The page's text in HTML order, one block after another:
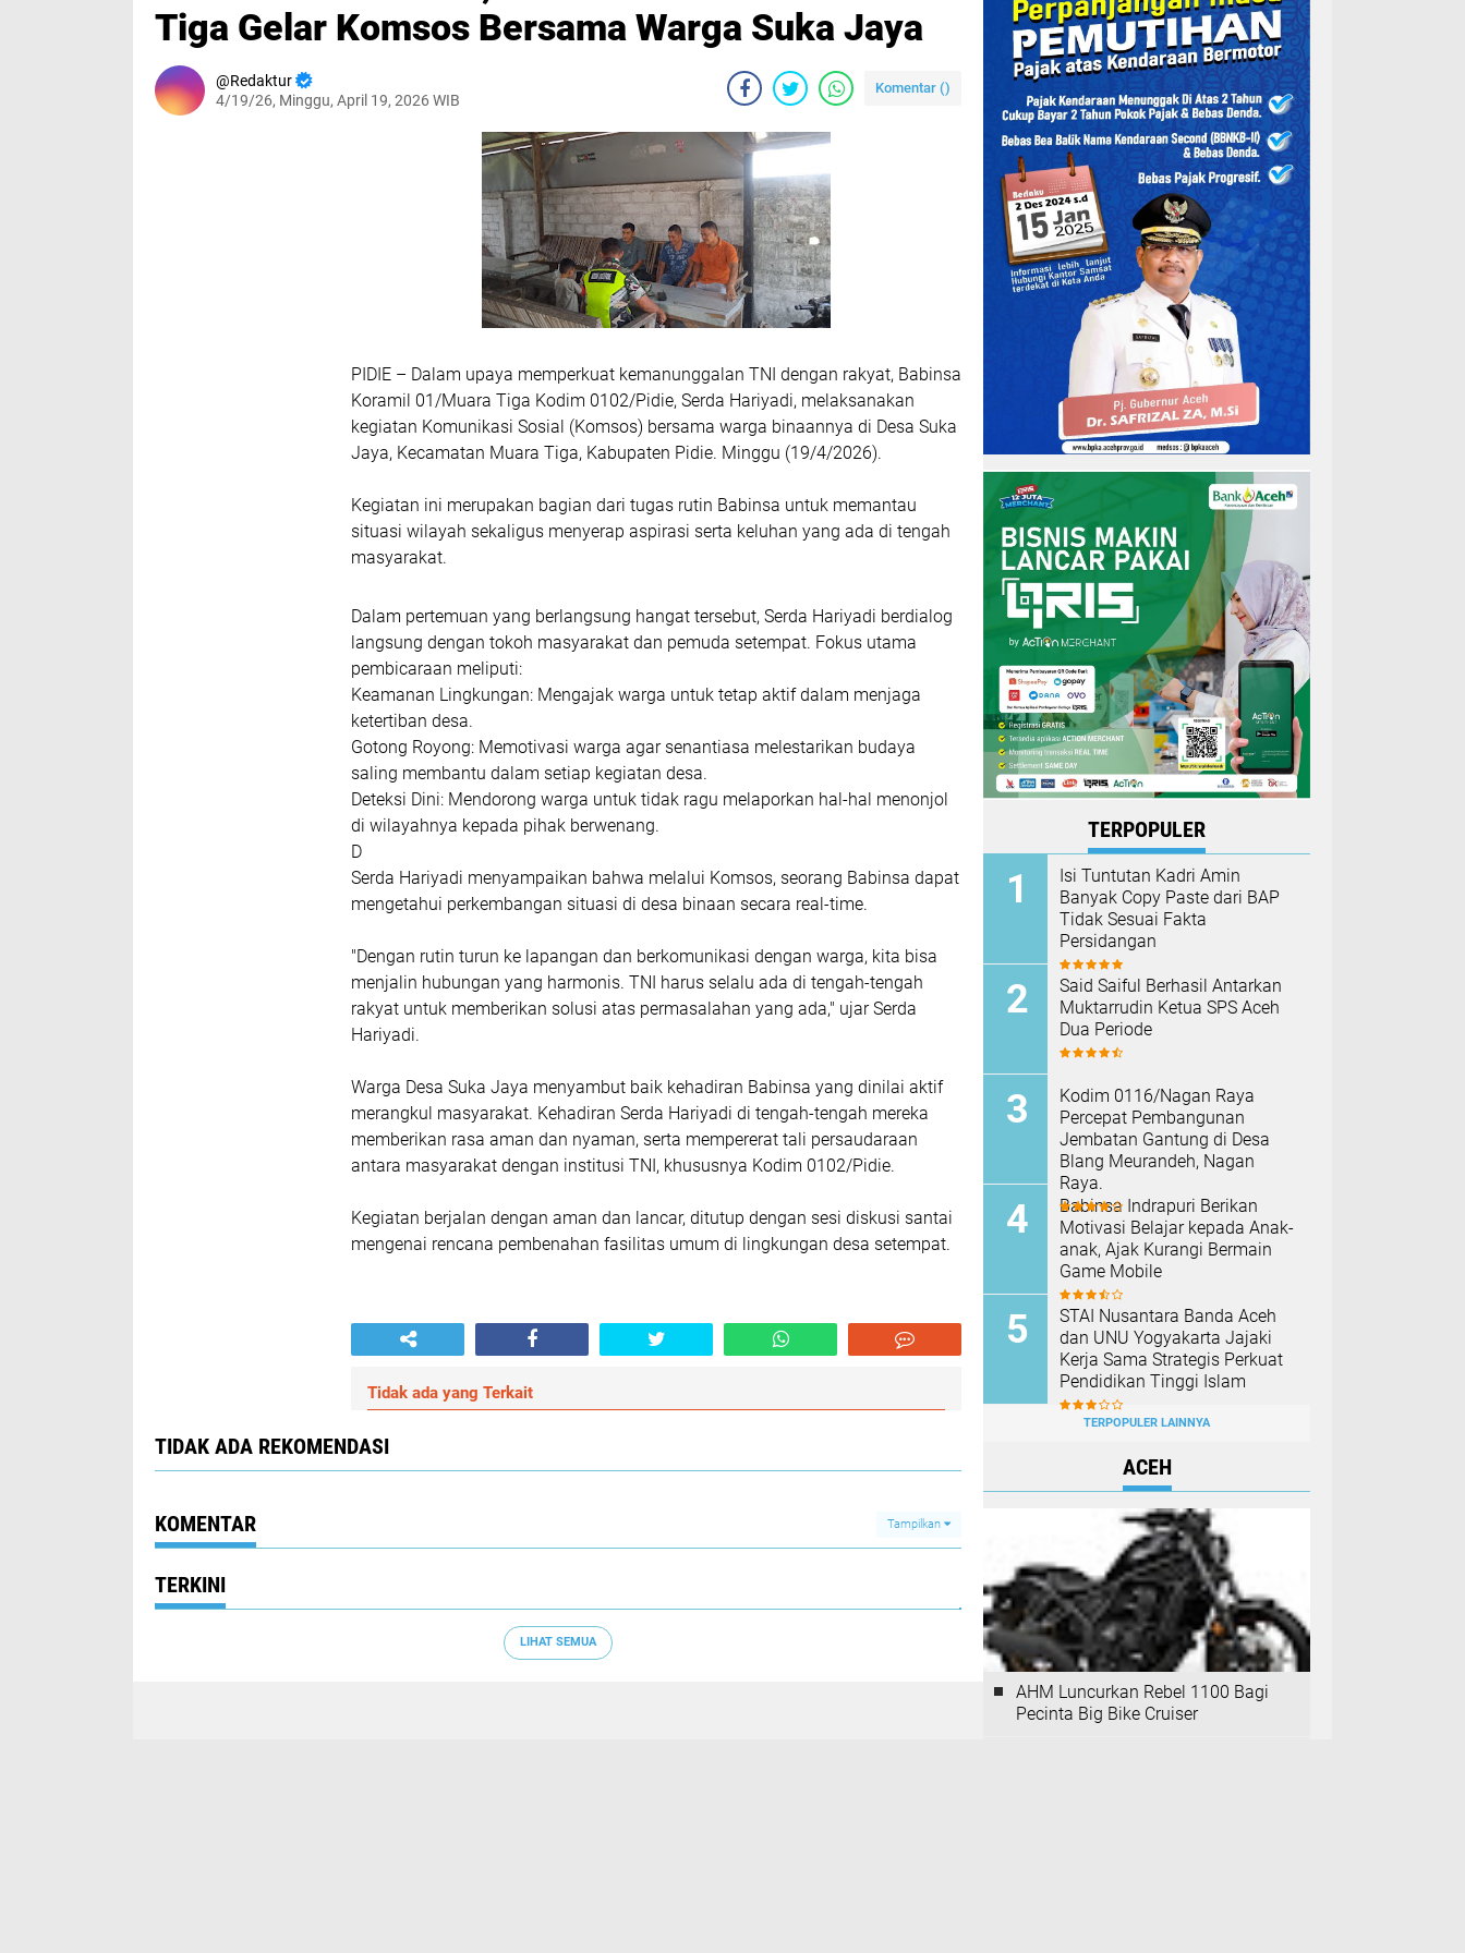
Tiga Gelar Komsos Bersama Warga Suka Jaya
Redaktur
4/19/26, Minggu, April 19, 2026 WIB
Komentar ()
PIDIE – Dalam upaya memperkuat kemanunggalan TNI dengan rakyat, Babinsa
Koramil 01/Muara Tiga Kodim 0102/Pidie, Serda Hariyadi, melaksanakan
kegiatan Komunikasi Sosial (Komsos) bersama warga binaannya di Desa Suka
Jaya, Kecamatan Muara Tiga, Kabupaten Pidie. Minggu (19/4/2026).
Kegiatan ini merupakan bagian dari tugas rutin Babinsa untuk memantau
situasi wilayah sekaligus menyerap aspirasi serta keluhan yang ada di tengah
masyarakat.
Dalam pertemuan yang berlangsung hangat tersebut, Serda Hariyadi berdialog
langsung dengan tokoh masyarakat dan pemuda setempat. Fokus utama
pembicaraan meliputi:
Keamanan Lingkungan: Mengajak warga untuk tetap aktif dalam menjaga
ketertiban desa.
Gotong Royong: Memotivasi warga agar senantiasa melestarikan budaya
saling membantu dalam setiap kegiatan desa.
Deteksi Dini: Mendorong warga untuk tidak ragu melaporkan hal-hal menonjol
di wilayahnya kepada pihak berwenang.
D
Serda Hariyadi menyampaikan bahwa melalui Komsos, seorang Babinsa dapat
mengetahui perkembangan situasi di desa binaan secara real-time.
"Dengan rutin turun ke lapangan dan berkomunikasi dengan warga, kita bisa
menjalin hubungan yang harmonis. TNI harus selalu ada di tengah-tengah
rakyat untuk memberikan solusi atas permasalahan yang ada," ujar Serda
Hariyadi.
Warga Desa Suka Jaya menyambut baik kehadiran Babinsa yang dinilai aktif
merangkul masyarakat. Kehadiran Serda Hariyadi di tengah-tengah mereka
memberikan rasa aman dan nyaman, serta mempererat tali persaudaraan
antara masyarakat dengan institusi TNI, khususnya Kodim 0102/Pidie.
Kegiatan berjalan dengan aman dan lancar, ditutup dengan sesi diskusi santai
mengenai rencana pembenahan fasilitas umum di lingkungan desa setempat.
Tidak ada yang Terkait
TIDAK ADA REKOMENDASI
KOMENTAR Tampilkan
TERKINI
LIHAT SEMUA
TERPOPULER
Isi Tuntutan Kadri Amin
Banyak Copy Paste dari BAP
Tidak Sesuai Fakta
Persidangan
Said Saiful Berhasil Antarkan
Muktarrudin Ketua SPS Aceh
Dua Periode
Kodim 0116/Nagan Raya
Percepat Pembangunan
Jembatan Gantung di Desa
Blang Meurandeh, Nagan
Raya.
Babinsa Indrapuri Berikan
Motivasi Belajar kepada Anak-
anak, Ajak Kurangi Bermain
Game Mobile
STAI Nusantara Banda Aceh
dan UNU Yogyakarta Jajaki
Kerja Sama Strategis Perkuat
Pendidikan Tinggi Islam
TERPOPULER LAINNYA
ACEH
AHM Luncurkan Rebel 1100 Bagi
Pecinta Big Bike Cruiser